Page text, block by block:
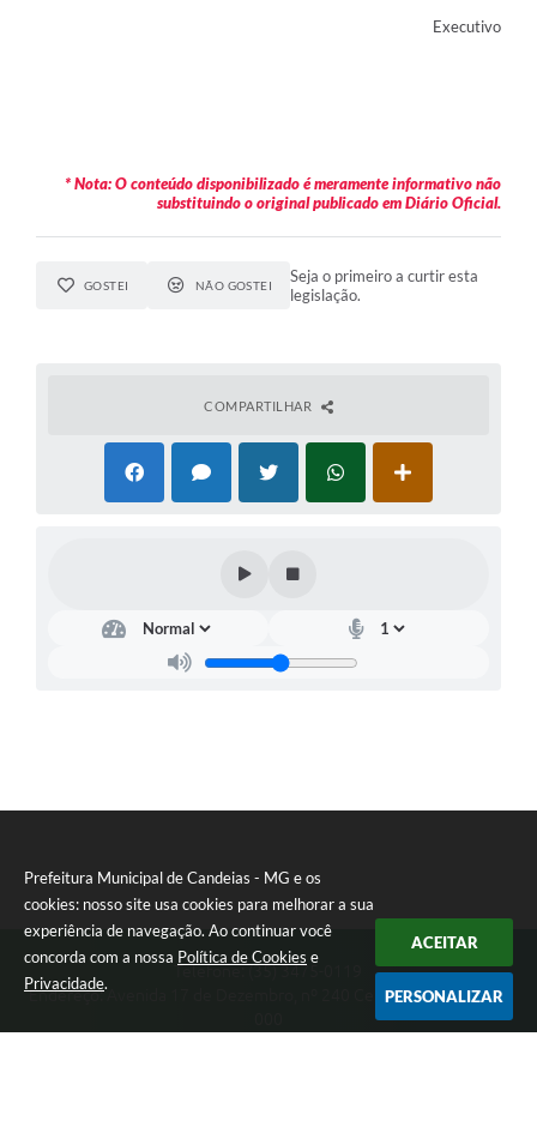
Prefeitura Municipal de Candeias - MG e os
cookies: nosso site usa cookies para melhorar a sua
experiência de navegação. Ao continuar você
concorda com a nossa Política de Cookies e
Privacidade.
ACEITAR
PERSONALIZAR
Executivo
* Nota: O conteúdo disponibilizado é meramente informativo não
substituindo o original publicado em Diário Oficial.
GOSTEI NÃO GOSTEI
Seja o primeiro a curtir esta
legislação.
COMPARTILHAR
Telefone: (35) 3475-0119
Endereço: Avenida 17 de Dezembro, nº 240 Centro | CEP: 37280-